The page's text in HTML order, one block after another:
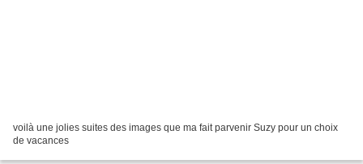
voilà une jolies suites des images que ma fait parvenir Suzy pour un choix
de vacances